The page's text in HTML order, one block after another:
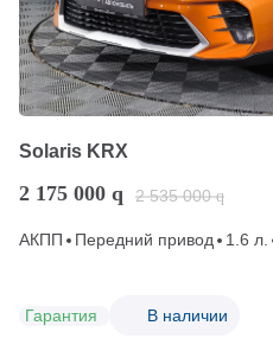
Solaris KRX
2 175 000 q 2 535 000 q
АКПП Передний привод 1.6 л.
Гарантия В наличии